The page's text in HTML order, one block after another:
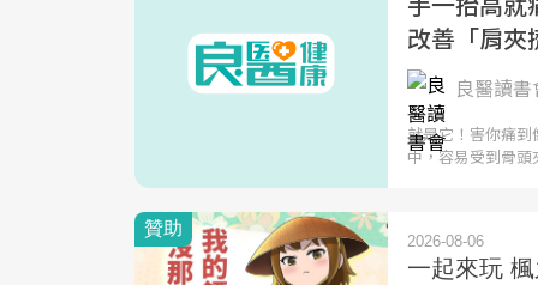
改善「肩夾
良醫讀
就是它！害你痛
中，容易受到骨頭